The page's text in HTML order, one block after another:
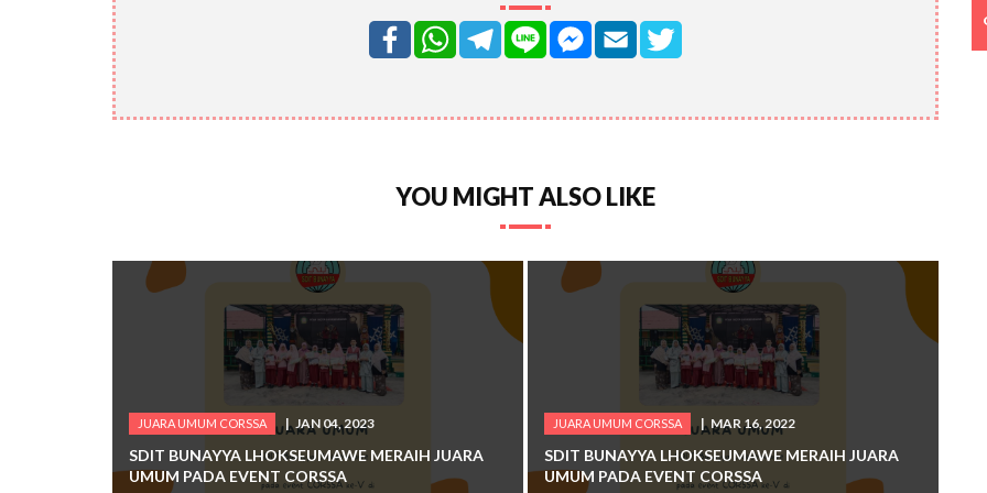
YOU MIGHT ALSO LIKE
JUARA UMUM CORSSA JAN 04, 2023
SDIT BUNAYYA LHOKSEUMAWE MERAIH JUARA
UMUM PADA EVENT CORSSA
JUARA UMUM CORSSA MAR 16, 2022
SDIT BUNAYYA LHOKSEUMAWE MERAIH JUARA
UMUM PADA EVENT CORSSA